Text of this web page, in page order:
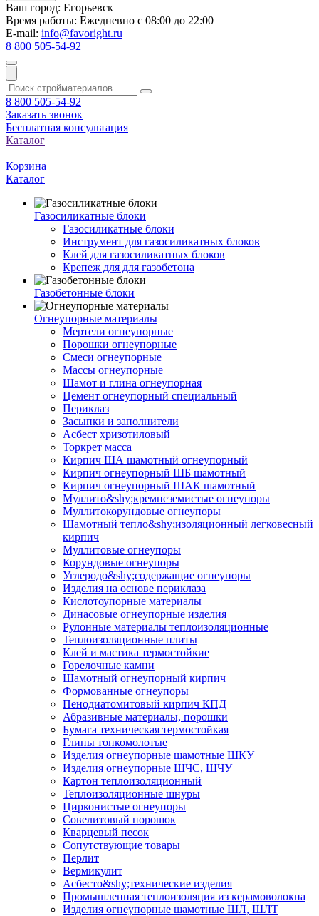
Ваш город: Егорьевск
Время работы: Ежедневно с 08:00 до 22:00
E-mail: info@favoright.ru
8 800 505-54-92
8 800 505-54-92
Заказать звонок
Бесплатная консультация
Каталог
Корзина
Каталог
Газосиликатные блоки
Газосиликатные блоки
Инструмент для газосиликатных блоков
Клей для газосиликатных блоков
Крепеж для для газобетона
Газобетонные блоки
Огнеупорные материалы
Мертели огнеупорные
Порошки огнеупорные
Смеси огнеупорные
Массы огнеупорные
Шамот и глина огнеупорная
Цемент огнеупорный специальный
Периклаз
Засыпки и заполнители
Асбест хризотиловый
Торкрет масса
Кирпич ША шамотный огнеупорный
Кирпич огнеупорный ШБ шамотный
Кирпич огнеупорный ШАК шамотный
Муллито&shy;­кремнеземистые огнеупоры
Муллито­корундовые огнеупоры
Шамотный тепло&shy;изоляционный легковесный
кирпич
Муллитовые огнеупоры
Корундовые огнеупоры
Углеродо&shy;содержащие огнеупоры
Изделия на основе периклаза
Кислотоупорные материалы
Динасовые огнеупорные изделия
Рулонные материалы теплоизоляционные
Тепло­изоляционные плиты
Клей и мастика термостойкие
Горелочные камни
Шамотный огнеупорный кирпич
Формованные огнеупоры
Пенодиатомитовый кирпич КПД
Абразивные материалы, порошки
Бумага техническая термостойкая
Глины тонкомолотые
Изделия огнеупорные шамотные ШКУ
Изделия огнеупорные ШЧС, ШЧУ
Картон теплоизоляционный
Теплоизоляционные шнуры
Цирконистые огнеупоры
Совелитовый порошок
Кварцевый песок
Сопутствующие товары
Перлит
Вермикулит
Асбесто&shy;технические изделия
Промышленная теплоизоляция из керамоволокна
Изделия огнеупорные шамотные ШЛ, ШЛТ